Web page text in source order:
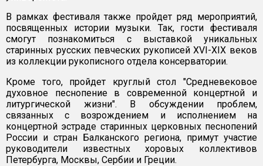
В рамках фестиваля также пройдет ряд мероприятий,
посвященных истории музыки. Так, гости фестиваля
смогут познакомиться с выставкой уникальных
старинных русских певческих рукописей XVI-XIX веков
из коллекции рукописного отдела консерватории.
Кроме того, пройдет круглый стол "Средневековое
духовное песнопение в современной концертной и
литургической жизни". В обсуждении проблем,
связанных с возрождением и исполнением на
концертной эстраде старинных церковных песнопений
России и стран Балканского региона, примут участие
руководители известных хоровых коллективов
Петербурга, Москвы, Сербии и Греции.